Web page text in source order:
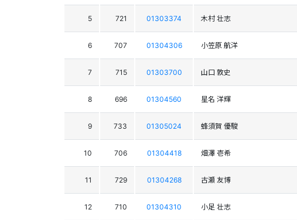
5 721 01303374 木村 壮志
6 707 01304306 小笠原 航洋
7 715 01303700 山口 敦史
8 696 01304560 星名 洋輝
9 733 01305024 蜂須賀 優駿
10 706 01304418 畑澤 壱希
11 729 01304268 古瀬 友博
12 710 01304310 小足 壮志